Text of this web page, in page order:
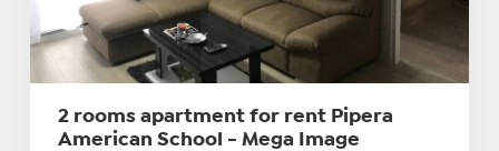
2 rooms apartment for rent Pipera
American School - Mega Image